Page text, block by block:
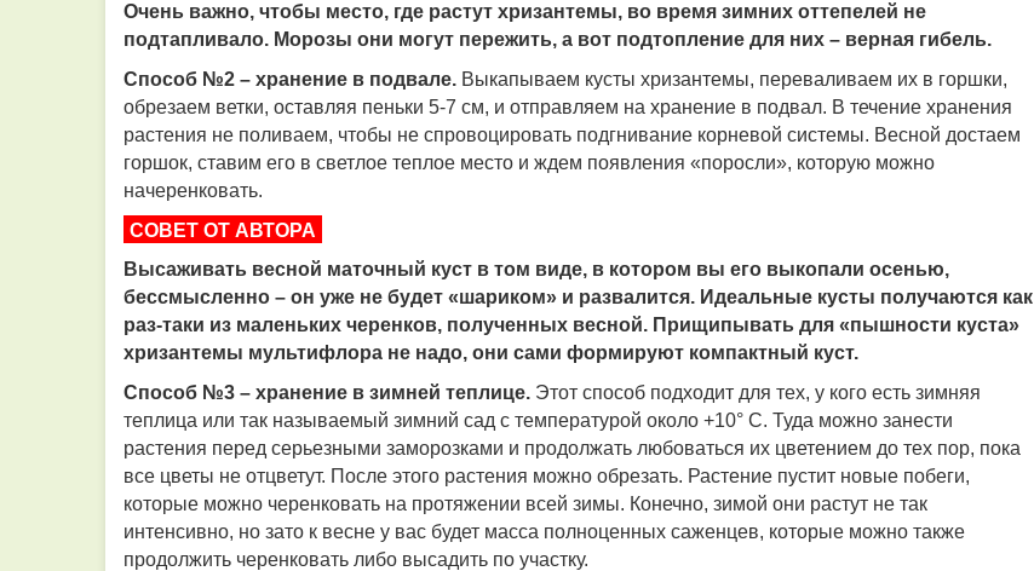
Очень важно, чтобы место, где растут хризантемы, во время зимних оттепелей не
подтапливало. Морозы они могут пережить, а вот подтопление для них – верная гибель.
Способ №2 – хранение в подвале. Выкапываем кусты хризантемы, переваливаем их в горшки,
обрезаем ветки, оставляя пеньки 5-7 см, и отправляем на хранение в подвал. В течение хранения
растения не поливаем, чтобы не спровоцировать подгнивание корневой системы. Весной достаем
горшок, ставим его в светлое теплое место и ждем появления «поросли», которую можно
начеренковать.
СОВЕТ ОТ АВТОРА
Высаживать весной маточный куст в том виде, в котором вы его выкопали осенью,
бессмысленно – он уже не будет «шариком» и развалится. Идеальные кусты получаются как
раз-таки из маленьких черенков, полученных весной. Прищипывать для «пышности куста»
хризантемы мультифлора не надо, они сами формируют компактный куст.
Способ №3 – хранение в зимней теплице. Этот способ подходит для тех, у кого есть зимняя
теплица или так называемый зимний сад с температурой около +10° С. Туда можно занести
растения перед серьезными заморозками и продолжать любоваться их цветением до тех пор, пока
все цветы не отцветут. После этого растения можно обрезать. Растение пустит новые побеги,
которые можно черенковать на протяжении всей зимы. Конечно, зимой они растут не так
интенсивно, но зато к весне у вас будет масса полноценных саженцев, которые можно также
продолжить черенковать либо высадить по участку.